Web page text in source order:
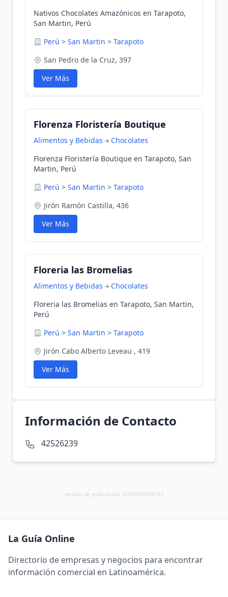
Nativos Chocolates Amazónicos en Tarapoto,
San Martin, Perú
Perú > San Martin > Tarapoto
San Pedro de la Cruz, 397
Ver Más
Florenza Floristería Boutique
Alimentos y Bebidas
Chocolates
Florenza Floristería Boutique en Tarapoto, San
Martin, Perú
Perú > San Martin > Tarapoto
Jirón Ramón Castilla, 436
Ver Más
Floreria las Bromelias
Alimentos y Bebidas
Chocolates
Floreria las Bromelias en Tarapoto, San Martin,
Perú
Perú > San Martin > Tarapoto
Jirón Cabo Alberto Leveau , 419
Ver Más
Información de Contacto
42526239
versión de publicación 20260807094727
La Guía Online
Directorio de empresas y negocios para encontrar
información comercial en Latinoamérica.